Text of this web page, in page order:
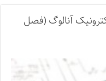
آنالوگ (فصل